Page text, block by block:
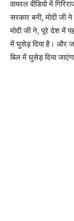
वायरल वीडियो में
सरकार बनी, मोदी जी
मोदी जी ने, पूरे देश में
में घुसेड़ दिया है। और
बिल में घुसेड़ दिया